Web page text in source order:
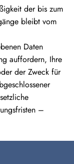
der bis zum
bleibt vom
Daten
auffordern, Ihre
der Zweck für
–